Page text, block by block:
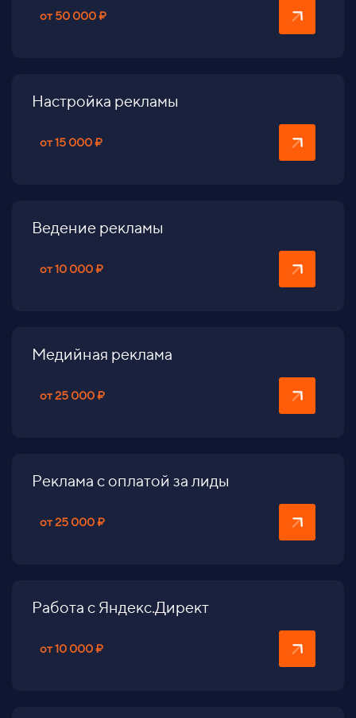
от 50 000 ₽
Настройка рекламы
от 15 000 ₽
Ведение рекламы
от 10 000 ₽
Медийная реклама
от 25 000 ₽
Реклама с оплатой за лиды
от 25 000 ₽
Работа с Яндекс.Директ
от 10 000 ₽